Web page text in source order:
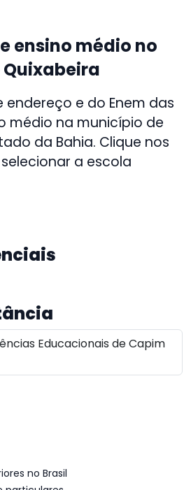
ensino médio no
e do Enem das
médio na município de
da Bahia. Clique nos
a escola
Educacionais de Capim
no Brasil